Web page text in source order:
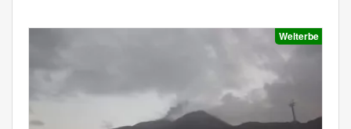
Welterbe